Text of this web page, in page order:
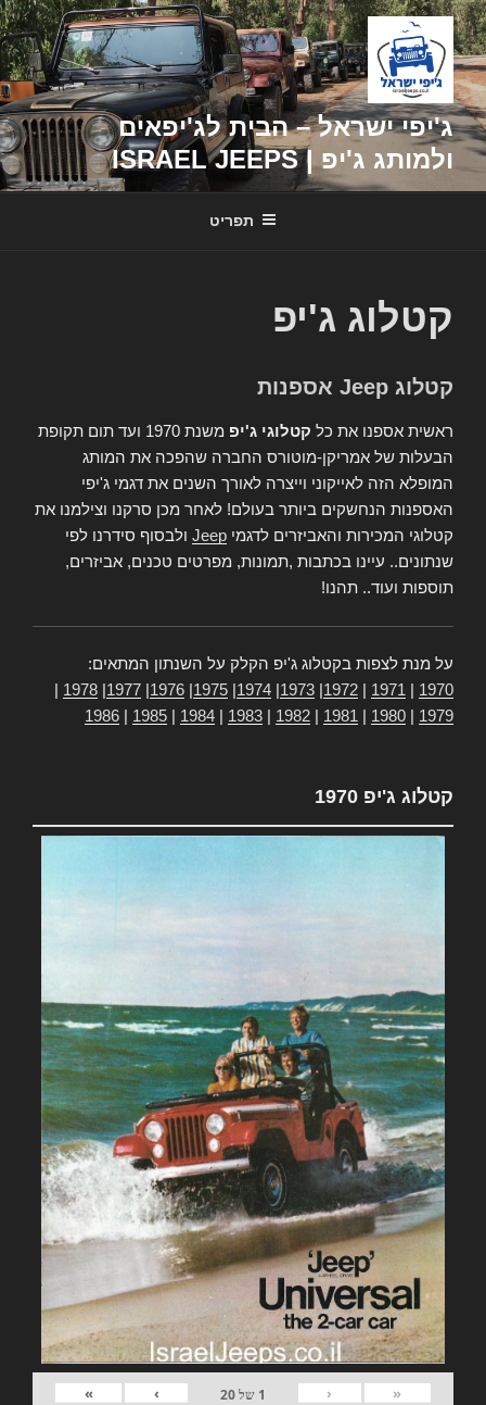
דילוג
לתוכן
ג'יפי ישראל – הבית לג'יפאים
ולמותג ג'יפ | ISRAEL JEEPS
תפריט
קטלוג ג'יפ
קטלוג Jeep אספנות
ראשית אספנו את כל קטלוגי ג'יפ
משנת 1970 ועד תום תקופת
הבעלות של אמריקן-מוטורס החברה שהפכה את המותג
המופלא הזה לאייקוני וייצרה לאורך השנים את דגמי ג'יפי
האספנות הנחשקים ביותר בעולם! לאחר מכן סרקנו וצילמנו את
קטלוגי המכירות והאביזרים לדגמי Jeep ולבסוף סידרנו לפי
שנתונים.. עיינו בכתבות ,תמונות, מפרטים טכנים, אביזרים,
תוספות ועוד.. תהנו!
על מנת לצפות בקטלוג ג'יפ הקלק על השנתון המתאים:
1970
1971
1972
1973
1974
1975
1976
1977
1978
1979
1980
1981
1982
1983
1984
1985
1986
קטלוג ג'יפ 1970
«
‹
1 של20
›
»